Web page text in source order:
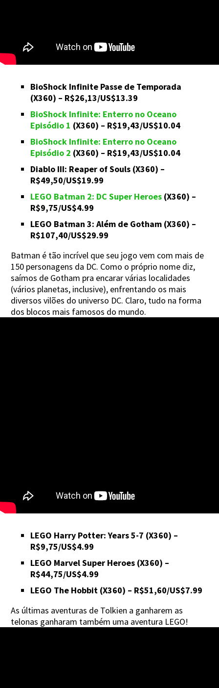
BioShock Infinite Passe de Temporada
(X360) – R$26,13/US$13.39
BioShock Infinite: Enterro no Oceano
Episódio 1 (X360) – R$19,43/US$10.04
BioShock Infinite: Enterro no Oceano
Episódio 2 (X360) – R$19,43/US$10.04
Diablo III: Reaper of Souls (X360) –
R$49,50/US$19.99
LEGO Batman 2: DC Super Heroes (X360) –
R$9,75/US$4.99
LEGO Batman 3: Além de Gotham (X360) –
R$107,40/US$29.99
Batman é tão incrível que seu jogo vem com mais de
150 personagens da DC. Como o próprio nome diz,
saímos de Gotham pra encarar várias localidades
(vários planetas, inclusive), enfrentando os mais
diversos vilões do universo DC. Claro, tudo na forma
dos blocos mais famosos do mundo.
LEGO Harry Potter: Years 5-7 (X360) –
R$9,75/US$4.99
LEGO Marvel Super Heroes (X360) –
R$44,75/US$4.99
LEGO The Hobbit (X360) – R$51,60/US$7.99
As últimas aventuras de Tolkien a ganharem as
telonas ganharam também uma aventura LEGO!